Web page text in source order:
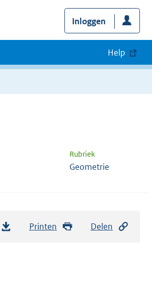
Inloggen
Help
Rubriek
Geometrie
Printen Delen